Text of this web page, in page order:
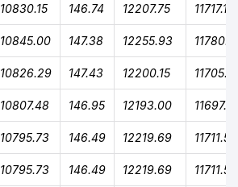
10830.15 146.74 12207.75 11717.14
10845.00 147.38 12255.93
10826.29 147.43 12200.15
10807.48 146.95 12193.00
10795.73 146.49 12219.69 11711.58
10795.73 146.49 12219.69 11711.58